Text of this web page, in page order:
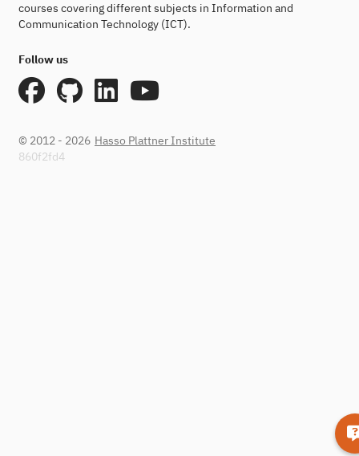
courses covering different subjects in Information and
Communication Technology (ICT).
Follow us
© 2012 - 2026 Hasso Plattner Institute
860f2fd4